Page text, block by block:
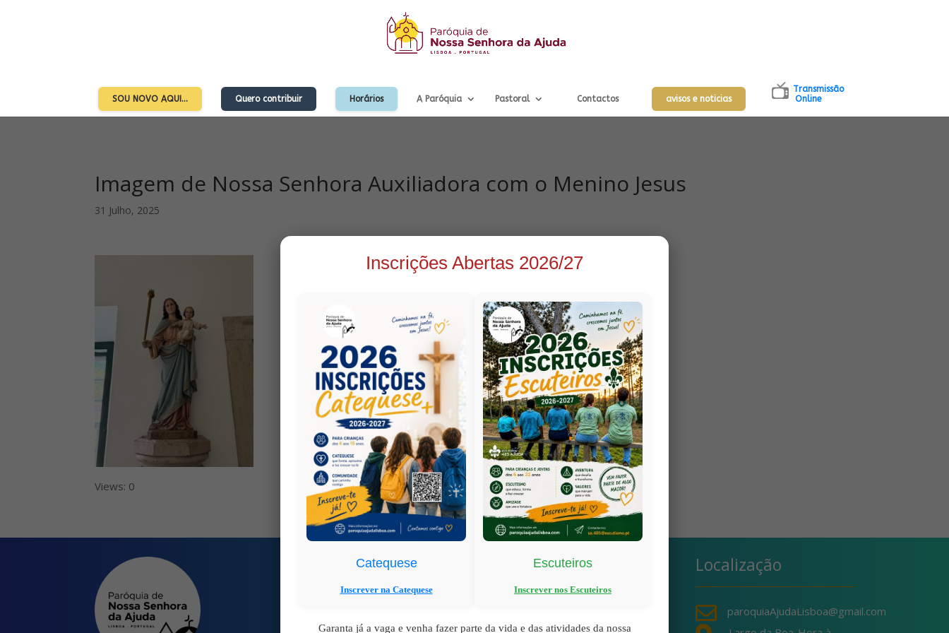
SOU NOVO AQUI… Quero contribuir Horários A Paróquia Pastoral Contactos avisos e noticias
Transmissão
Online
Imagem de Nossa Senhora Auxiliadora com o Menino Jesus
31 Julho, 2025
Views: 0
Quick links
Calendário Paroquial
Localização
 paroquiaAjudaLisboa@gmail.com
Inscrições Abertas 2026/27
Catequese
Inscrever na Catequese
Escuteiros
Inscrever nos Escuteiros
Garanta já a vaga e venha fazer parte da vida e das atividades da nossa